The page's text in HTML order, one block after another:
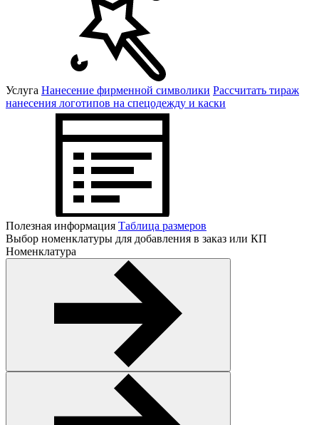
Услуга Нанесение фирменной символики Рассчитать тираж
нанесения логотипов на спецодежду и каски
Полезная информация Таблица размеров
Выбор номенклатуры для добавления в заказ или КП
Номенклатура